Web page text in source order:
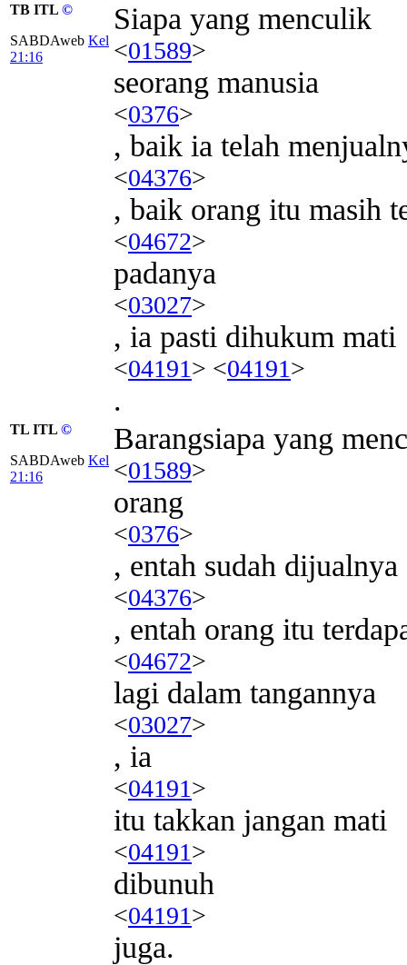
TB ITL ©
SABDAweb Kel
21:16
Siapa yang menculik
<01589>
seorang manusia
<0376>
, baik ia telah
<04376>
, baik orang itu masih
<04672>
padanya
<03027>
, ia pasti dihukum mati
<04191> <04191>
.
TL ITL ©
SABDAweb Kel
21:16
Barangsiapa yang
<01589>
orang
<0376>
, entah sudah dijualnya
<04376>
, entah orang itu
<04672>
lagi dalam tangannya
<03027>
, ia
<04191>
itu takkan jangan mati
<04191>
dibunuh
<04191>
juga.